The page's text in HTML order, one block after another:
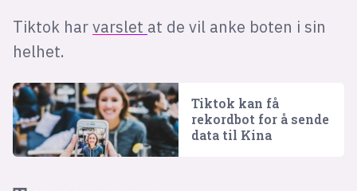
Tiktok har varslet at de vil anke boten i sin
helhet.
Tiktok kan få
rekordbot for å sende
data til Kina